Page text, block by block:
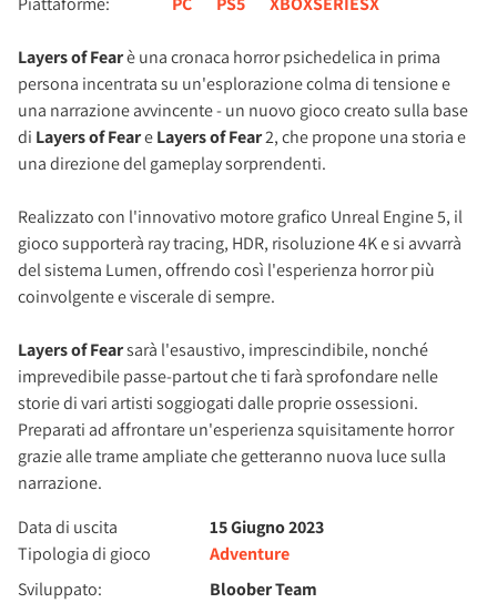
Layers of Fearè una cronaca horror psichedelica in prima
persona incentrata su un'esplorazione colma di tensione e
una narrazione avvincente - un nuovo gioco creato sulla base
di Layers of FeareLayers of Fear2, che propone una storia e
una direzione del gameplay sorprendenti.
Realizzato con l'innovativo motore grafico Unreal Engine 5, il
gioco supporterà ray tracing, HDR, risoluzione 4K e si avvarrà
del sistema Lumen, offrendo così l'esperienza horror più
coinvolgente e viscerale di sempre.
Layers of Fearsarà l'esaustivo, imprescindibile, nonché
imprevedibile passe-partout che ti farà sprofondare nelle
storie di vari artisti soggiogati dalle proprie ossessioni.
Preparati ad affrontare un'esperienza squisitamente horror
grazie alle trame ampliate che getteranno nuova luce sulla
narrazione.
Data di uscita
15 Giugno 2023
Tipologia di gioco
Adventure
Sviluppato:
Bloober Team